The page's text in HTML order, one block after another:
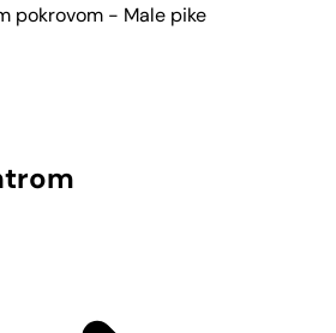
pokrovom - Male pike